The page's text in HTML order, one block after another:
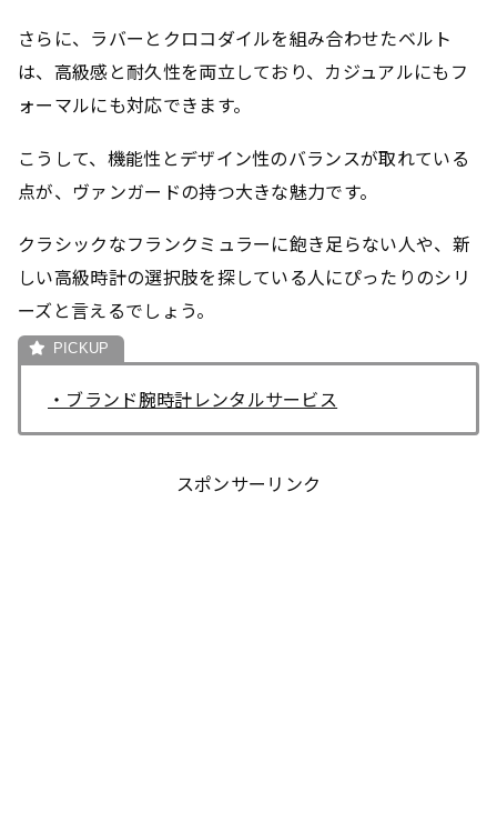
さらに、ラバーとクロコダイルを組み合わせたベルト
は、高級感と耐久性を両立しており、カジュアルにもフ
ォーマルにも対応できます。
こうして、機能性とデザイン性のバランスが取れている
点が、ヴァンガードの持つ大きな魅力です。
クラシックなフランクミュラーに飽き足らない人や、新
しい高級時計の選択肢を探している人にぴったりのシリ
ーズと言えるでしょう。
・ブランド腕時計レンタルサービス
スポンサーリンク